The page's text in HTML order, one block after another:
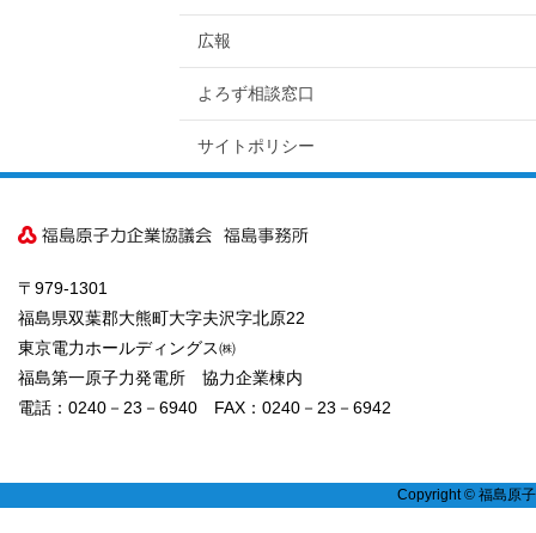
広報
よろず相談窓口
サイトポリシー
〒979-1301
福島県双葉郡大熊町大字夫沢字北原22
東京電力ホールディングス㈱
福島第一原子力発電所 協力企業棟内
電話：0240－23－6940 FAX：0240－23－6942
Copyright © 福島原